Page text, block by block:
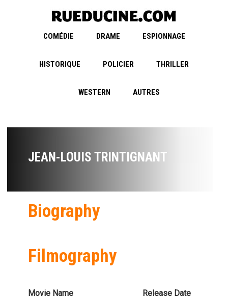
COMÉDIE DRAME ESPIONNAGE
HISTORIQUE POLICIER THRILLER
WESTERN AUTRES
JEAN-LOUIS TRINTIGNANT
Biography
Filmography
Movie Name Release Date